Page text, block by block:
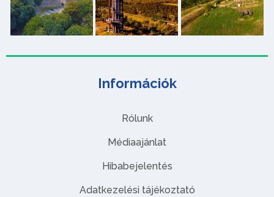
Információk
Rólunk
Médiaajánlat
Hibabejelentés
Adatkezelési tájékoztató